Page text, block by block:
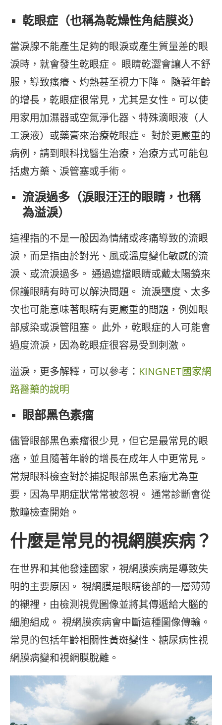
乾眼症（也稱為乾燥性角結膜炎）
當淚腺不能產生足夠的眼淚或產生質量差的眼
淚時，就會發生乾眼症。 眼睛乾澀會讓人不舒
服，導致瘙癢、灼熱甚至視力下降。 隨著年齡
的增長，乾眼症很常見，尤其是女性。可以使
用家用加濕器或空氣淨化器、特殊滴眼液（人
工淚液）或藥膏來治療乾眼症。 對於更嚴重的
病例，請到眼科找醫生治療，治療方式可能包
括處方藥、淚管塞或手術。
流淚過多（淚眼汪汪的眼睛，也稱
為溢淚）
這裡指的不是一般因為情緒或疼痛導致的流眼
淚，而是指由於對光、風或溫度變化敏感的流
淚、或流淚過多。 通過遮擋眼睛或戴太陽鏡來
保護眼睛有時可以解決問題。 流淚墮度、太多
次也可能意味著眼睛有更嚴重的問題，例如眼
部感染或淚管阻塞。 此外，乾眼症的人可能會
過度流淚，因為乾眼症很容易受到刺激。
溢淚，更多解釋，可以參考： KINGNET國家網
路醫藥的說明
眼部黑色素瘤
儘管眼部黑色素瘤很少見，但它是最常見的眼
癌，並且隨著年齡的增長在成年人中更常見。
常規眼科檢查對於捕捉眼部黑色素瘤尤為重
要，因為早期症狀常常被忽視。 通常診斷會從
散瞳檢查開始。
什麼是常見的視網膜疾病？
在世界和其他發達國家，視網膜疾病是導致失
明的主要原因。 視網膜是眼睛後部的一層薄薄
的襯裡，由檢測視覺圖像並將其傳遞給大腦的
細胞組成。 視網膜疾病會中斷這種圖像傳輸。
常見的包括年齡相關性黃斑變性、糖尿病性視
網膜病變和視網膜脫離。